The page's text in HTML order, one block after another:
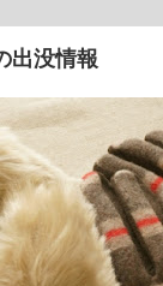
出没情報